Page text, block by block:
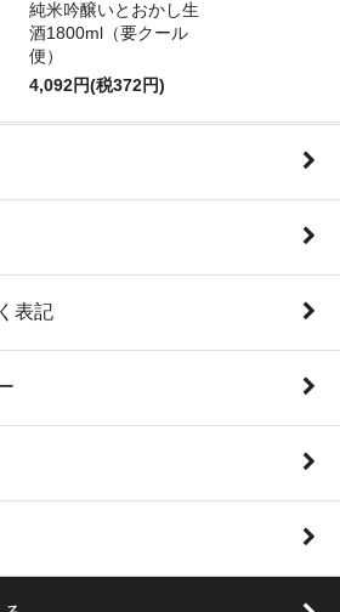
純米吟醸いとおかし生
酒1800ml（要クール
便）
4,092円(税372円)
表記